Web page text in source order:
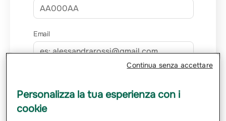
Email
Personalizza la tua esperienza con i
cookie
Continua senza accettare